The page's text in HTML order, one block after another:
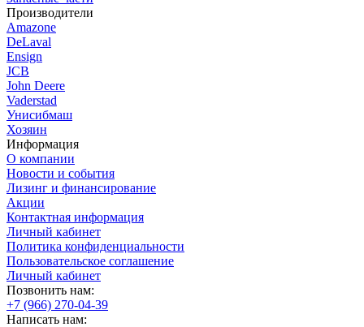
Производители
Amazone
DeLaval
Ensign
JCB
John Deere
Vaderstad
Унисибмаш
Хозяин
Информация
О компании
Новости и события
Лизинг и финансирование
Акции
Контактная информация
Личный кабинет
Политика конфиденциальности
Пользовательское соглашение
Личный кабинет
Позвонить нам:
+7 (966) 270-04-39
Написать нам: